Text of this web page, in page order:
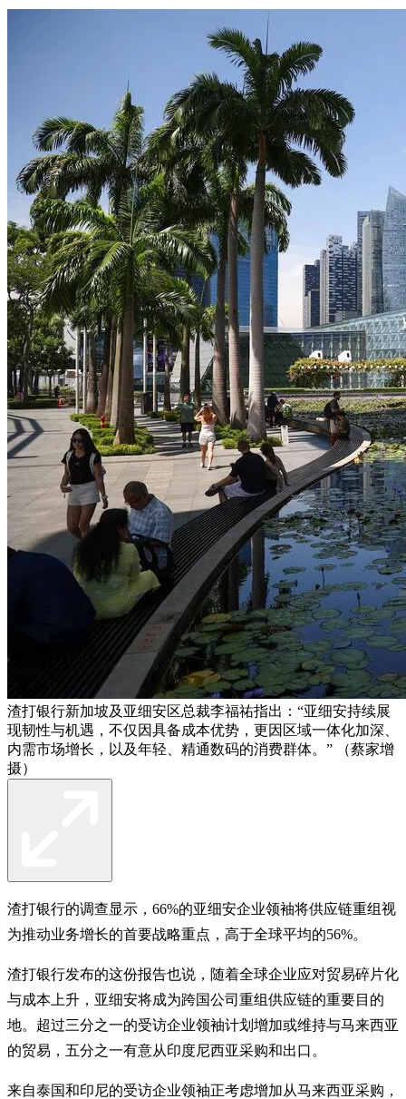
渣打银行新加坡及亚细安区总裁李福祐指出：“亚细安持续展
现韧性与机遇，不仅因具备成本优势，更因区域一体化加深、
内需市场增长，以及年轻、精通数码的消费群体。” （蔡家增
摄）
渣打银行的调查显示，66%的亚细安企业领袖将供应链重组视
为推动业务增长的首要战略重点，高于全球平均的56%。
渣打银行发布的这份报告也说，随着全球企业应对贸易碎片化
与成本上升，亚细安将成为跨国公司重组供应链的重要目的
地。超过三分之一的受访企业领袖计划增加或维持与马来西亚
的贸易，五分之一有意从印度尼西亚采购和出口。
来自泰国和印尼的受访企业领袖正考虑增加从马来西亚采购，